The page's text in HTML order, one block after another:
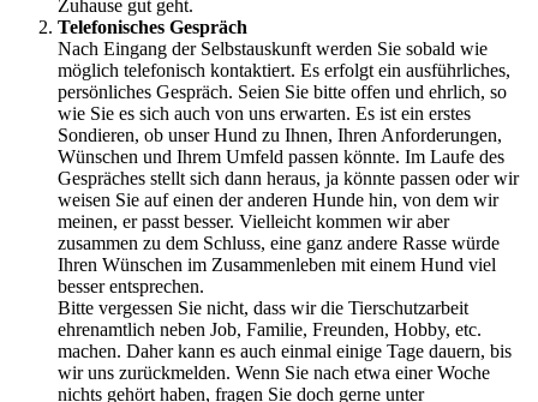
Zuhause gut geht.
Telefonisches Gespräch
Nach Eingang der Selbstauskunft werden Sie sobald wie
möglich telefonisch kontaktiert. Es erfolgt ein ausführliches,
persönliches Gespräch. Seien Sie bitte offen und ehrlich, so
wie Sie es sich auch von uns erwarten. Es ist ein erstes
Sondieren, ob unser Hund zu Ihnen, Ihren Anforderungen,
Wünschen und Ihrem Umfeld passen könnte. Im Laufe des
Gespräches stellt sich dann heraus, ja könnte passen oder wir
weisen Sie auf einen der anderen Hunde hin, von dem wir
meinen, er passt besser. Vielleicht kommen wir aber
zusammen zu dem Schluss, eine ganz andere Rasse würde
Ihren Wünschen im Zusammenleben mit einem Hund viel
besser entsprechen.
Bitte vergessen Sie nicht, dass wir die Tierschutzarbeit
ehrenamtlich neben Job, Familie, Freunden, Hobby, etc.
machen. Daher kann es auch einmal einige Tage dauern, bis
wir uns zurückmelden. Wenn Sie nach etwa einer Woche
nichts gehört haben, fragen Sie doch gerne unter